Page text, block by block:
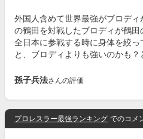
外国人含めて世界最強がブロデ
の鶴田を対戦したブロディが鶴
全日本に参戦する時に身体を絞っ
と、ブロディよりも強いのかも？
孫子兵法さんの評価
プロレスラー最強ランキング でのコメ